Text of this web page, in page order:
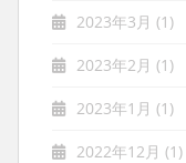
2023年3月 (1)
2023年2月 (1)
2023年1月 (1)
2022年12月 (1)